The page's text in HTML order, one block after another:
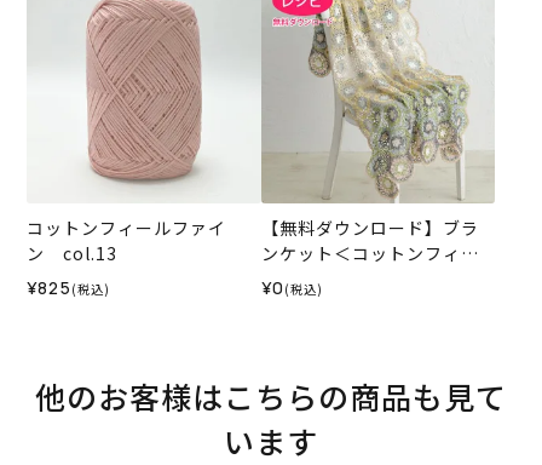
コットンフィールファイ
ン col.13
¥825 (税込)
【無料ダウンロード】ブラ
ンケット＜コットンフィー
ルファイン＞（レシピ）
¥0 (税込)
他のお客様はこちらの商品も見て
います